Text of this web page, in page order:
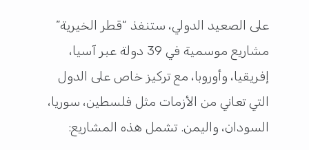
على الصعيد الدولي، ستنفذ “قطر الخيرية”
مشاريع موسمية في 39 دولة عبر آسيا،
إفريقيا، وأوروبا، مع تركيز خاص على الدول
التي تعاني من الأزمات مثل فلسطين، سوريا،
السودان، واليمن. تشمل هذه المشاريع: